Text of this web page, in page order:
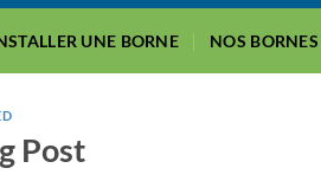
UNE BORNE NOS
Post